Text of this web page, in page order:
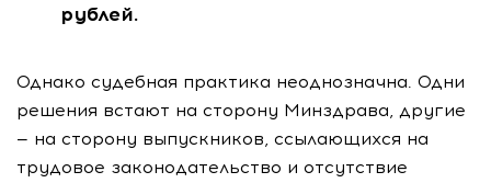
рублей.
Однако судебная практика неоднозначна. Одни
решения встают на сторону Минздрава, другие
— на сторону выпускников, ссылающихся на
трудовое законодательство и отсутствие